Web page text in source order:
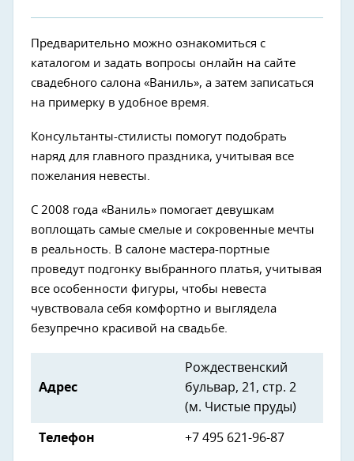
Предварительно можно ознакомиться с
каталогом и задать вопросы онлайн на сайте
свадебного салона «Ваниль», а затем записаться
на примерку в удобное время.
Консультанты-стилисты помогут подобрать
наряд для главного праздника, учитывая все
пожелания невесты.
С 2008 года «Ваниль» помогает девушкам
воплощать самые смелые и сокровенные мечты
в реальность. В салоне мастера-портные
проведут подгонку выбранного платья, учитывая
все особенности фигуры, чтобы невеста
чувствовала себя комфортно и выглядела
безупречно красивой на свадьбе.
Адрес
Рождественский
бульвар, 21, стр. 2
(м. Чистые пруды)
Телефон +7 495 621-96-87